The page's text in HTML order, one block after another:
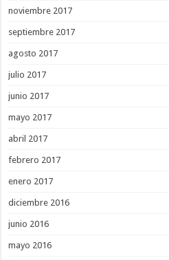
noviembre 2017
septiembre 2017
agosto 2017
julio 2017
junio 2017
mayo 2017
abril 2017
febrero 2017
enero 2017
diciembre 2016
junio 2016
mayo 2016